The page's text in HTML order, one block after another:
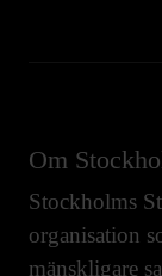
Om
Stockholms
organisation
mänskligare